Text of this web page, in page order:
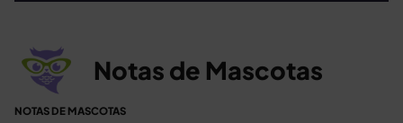
Notas de Mascotas
NOTAS DE MASCOTAS